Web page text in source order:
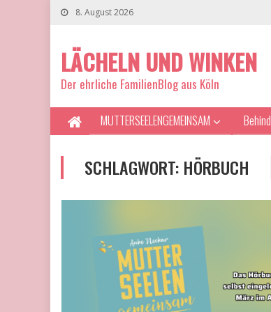
8. August 2026
LÄCHELN UND WINKEN
Der ehrliche FamilienBlog aus Köln
MUTTERSEELENGEMEINSAM Behind
SCHLAGWORT: HÖRBUCH